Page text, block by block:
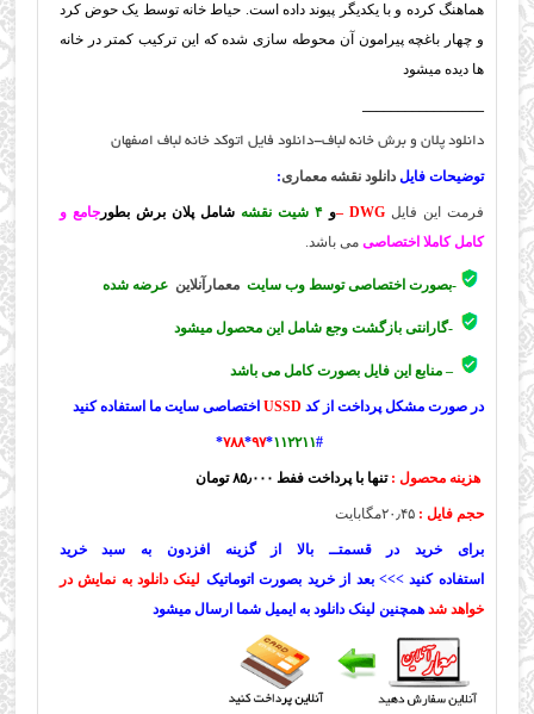
هماهنگ کرده و با یکدیگر پیوند داده است. حیاط خانه توسط یک حوض کرد
و چهار باغچه پیرامون آن محوطه سازی شده که این ترکیب کمتر در خانه
ها دیده میشود
دانلود پلان و برش خانه لباف-دانلود فایل اتوکد خانه لباف اصفهان
توضیحات فایلدانلود نقشه معماری:
فرمت این فایلDWG – و۴ شیت نقشه شامل پلان برش بطورجامع و
کامل کاملا اختصاصیمی باشد.
-بصورت اختصاصی توسط وب سایتمعمارآنلاین عرضه شده
-گارانتی بازگشت وجع شامل این محصول میشود
– منابع این فایل بصورت کامل می باشد
در صورت مشکل پرداخت از کد USSD اختصاصی سایت ما استفاده کنید
*۷۸۸*۹۷*۱۱۲۲۱۱#
هزینه محصول : تنها با پرداخت ففط ۸۵٫۰۰۰ تومان
حجم فایل :۲۰٫۴۵مگابایت
برای خرید در قسمتــ بالا از گزینه افزدون به سبد خرید
استفاده کنید >>> بعد از خرید بصورت اتوماتیک لینک دانلود به نمایش در
خواهد شد همچنین لینک دانلود به ایمیل شما ارسال میشود